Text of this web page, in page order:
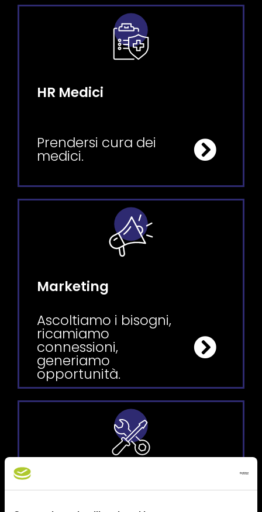
HR Medici
Prendersi cura dei
medici.
Marketing
Ascoltiamo i bisogni,
ricamiamo
connessioni,
generiamo
opportunità.
Business development and
operations